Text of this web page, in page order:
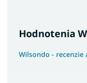
Hodnotenia
Wilsondo - recenzie